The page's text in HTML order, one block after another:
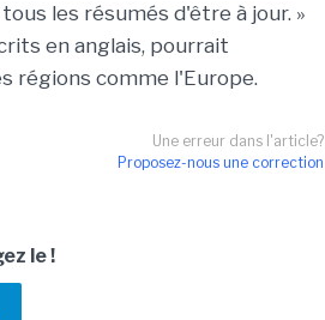
les résumés d'être à jour. »
en anglais, pourrait
régions comme l'Europe.
Une erreur dans l'article?
Proposez-nous une correction
le !